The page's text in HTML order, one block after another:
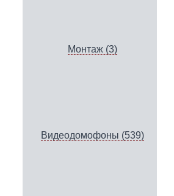
Монтаж (3)
Видеодомофоны (539)